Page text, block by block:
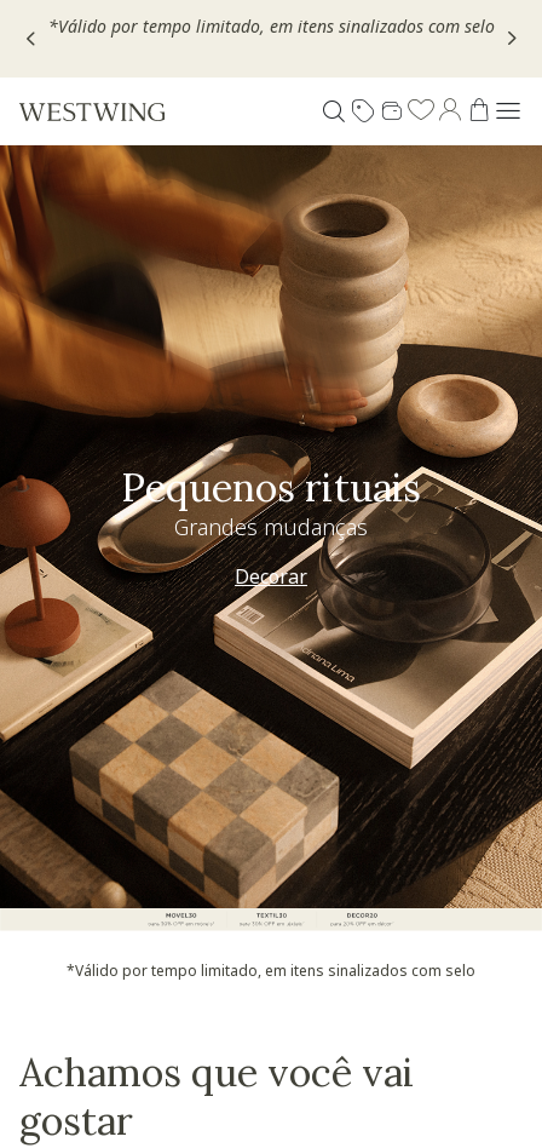
Escolha seu VOUCHER e ganhe até 30% OFF*: useMOVEL30,
Pequenos rituais
Grandes mudanças
Decorar
*Válido por tempo limitado, em itens sinalizados com selo
Achamos que você vai
gostar